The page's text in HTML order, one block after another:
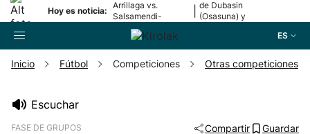
Hoy es noticia:
Arrillaga vs.
Salsamendi-
Bergara y Erasun
vs. Gaminde
de Dubasin
(Osasuna) y
ES
Inicio Fútbol Competiciones Otras competiciones
Escuchar
FASE DE GRUPOS Compartir Guardar